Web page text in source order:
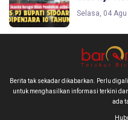
Selasa, 04
Berita tak sekadar dikabarkan. Perlu
untuk menghasilkan informasi terkini
ada